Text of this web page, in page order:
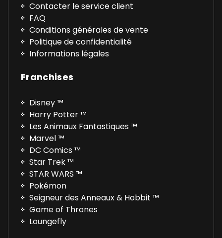
Contacter le service client
FAQ
Conditions générales de vente
Politique de confidentialité
Informations légales
Franchises
Disney ™
Harry Potter ™
Les Animaux Fantastiques ™
Marvel ™
DC Comics ™
Star Trek ™
STAR WARS ™
Pokémon
Seigneur des Anneaux & Hobbit ™
Game of Thrones
Loungefly